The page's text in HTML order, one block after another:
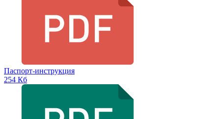
Паспорт-инструкция
254 Кб